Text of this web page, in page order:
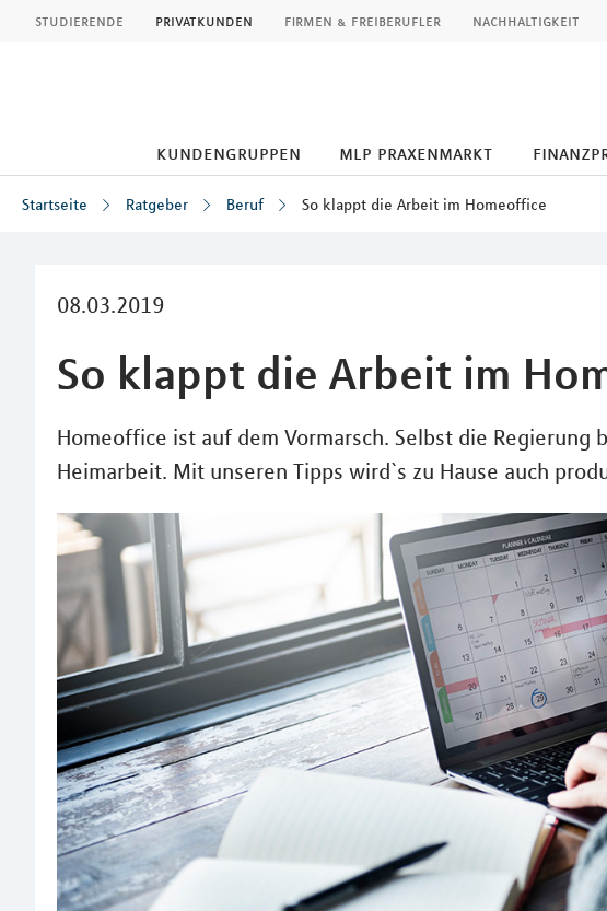
studierende privatkunden firmen & freiberufler nachhaltigkeit
kundengruppen mlp praxenmarkt
Startseite Ratgeber Beruf So klappt die Arbeit im Homeoffice
08.03.2019
So klappt die Arbeit im
Homeoffice ist auf dem Vormarsch. Selbst die Regierung
Heimarbeit. Mit unseren Tipps wird`s zu Hause auch